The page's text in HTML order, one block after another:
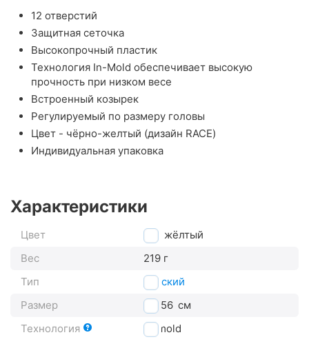
12 отверстий
Защитная сеточка
Высокопрочный пластик
Технология In-Mold обеспечивает высокую
прочность при низком весе
Встроенный козырек
Регулируемый по размеру головы
Цвет - чёрно-желтый (дизайн RACE)
Индивидуальная упаковка
Характеристики
Цвет
жёлтый
Вес
219 г
Тип
детский
Размер
52-56 см
Технология
In-mold